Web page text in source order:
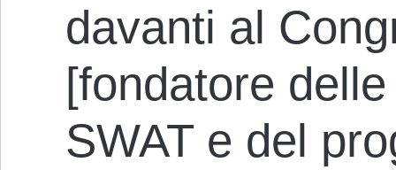
davanti al
[fondatore
SWAT e del